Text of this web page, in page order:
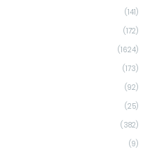
(141)
(172)
(1624)
(173)
(92)
(25)
(382)
(9)